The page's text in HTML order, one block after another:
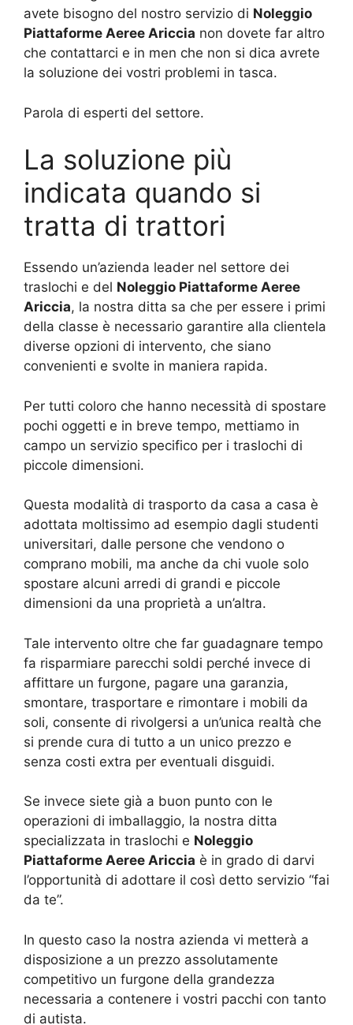
avete bisogno del nostro servizio di Noleggio
Piattaforme Aeree Ariccia non dovete far altro
che contattarci e in men che non si dica avrete
la soluzione dei vostri problemi in tasca.
Parola di esperti del settore.
La soluzione più
indicata quando si
tratta di trattori
Essendo un’azienda leader nel settore dei
traslochi e del Noleggio Piattaforme Aeree
Ariccia, la nostra ditta sa che per essere i primi
della classe è necessario garantire alla clientela
diverse opzioni di intervento, che siano
convenienti e svolte in maniera rapida.
Per tutti coloro che hanno necessità di spostare
pochi oggetti e in breve tempo, mettiamo in
campo un servizio specifico per i traslochi di
piccole dimensioni.
Questa modalità di trasporto da casa a casa è
adottata moltissimo ad esempio dagli studenti
universitari, dalle persone che vendono o
comprano mobili, ma anche da chi vuole solo
spostare alcuni arredi di grandi e piccole
dimensioni da una proprietà a un’altra.
Tale intervento oltre che far guadagnare tempo
fa risparmiare parecchi soldi perché invece di
affittare un furgone, pagare una garanzia,
smontare, trasportare e rimontare i mobili da
soli, consente di rivolgersi a un’unica realtà che
si prende cura di tutto a un unico prezzo e
senza costi extra per eventuali disguidi.
Se invece siete già a buon punto con le
operazioni di imballaggio, la nostra ditta
specializzata in traslochi e Noleggio
Piattaforme Aeree Ariccia è in grado di darvi
l’opportunità di adottare il così detto servizio “fai
da te”.
In questo caso la nostra azienda vi metterà a
disposizione a un prezzo assolutamente
competitivo un furgone della grandezza
necessaria a contenere i vostri pacchi con tanto
di autista.